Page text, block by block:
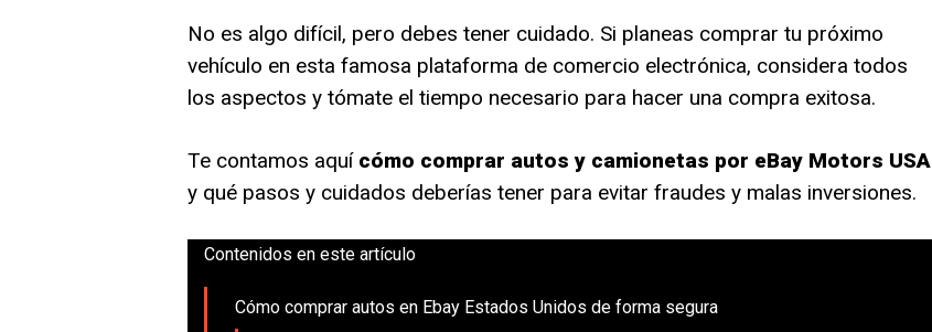
No es algo difícil, pero debes tener cuidado. Si planeas comprar tu próximo
vehículo en esta famosa plataforma de comercio electrónica, considera todos
los aspectos y tómate el tiempo necesario para hacer una compra exitosa.
Te contamos aquícómo comprar autos y camionetas por eBay Motors USA
y qué pasos y cuidados deberías tener para evitar fraudes y malas inversiones.
Contenidos en este artículo
Cómo comprar autos en Ebay Estados Unidos de forma segura